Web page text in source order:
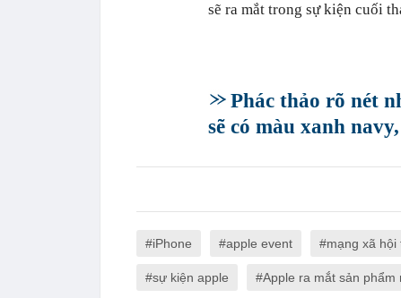
sẽ ra mắt trong sự kiện cuối
Phác thảo rõ nét
sẽ có màu xanh
iPhone apple event mạng xã hội
sự kiện apple Apple ra mắt sản phẩm